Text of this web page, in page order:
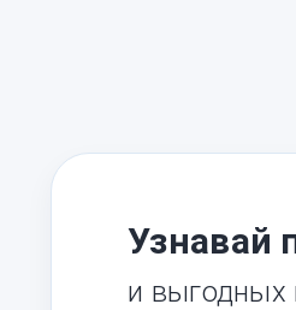
Узнавай
и выгодных